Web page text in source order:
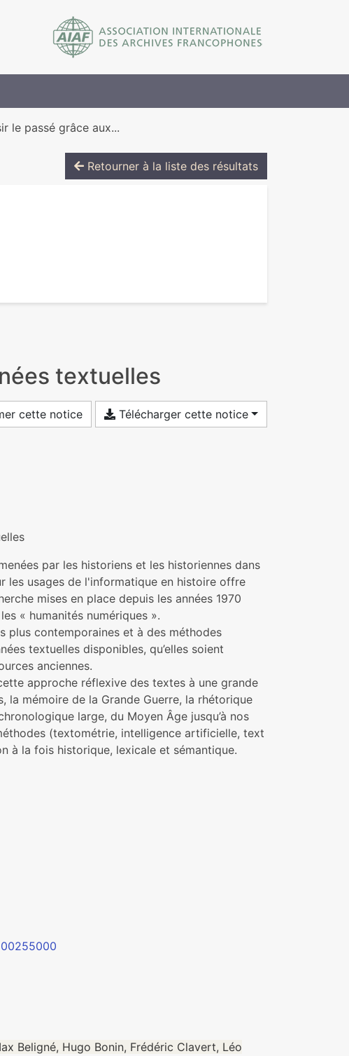
le passé grâce aux...
Retourner à la liste des résultats
textuelles
cette notice Télécharger cette notice
par les historiens et les historiennes dans
les usages de l'informatique en histoire offre
mises en place depuis les années 1970
« humanités numériques ».
plus contemporaines et à des méthodes
textuelles disponibles, qu’elles soient
anciennes.
approche réflexive des textes à une grande
la mémoire de la Grande Guerre, la rhétorique
large, du Moyen Âge jusqu’à nos
(textométrie, intelligence artificielle, text
à la fois historique, lexicale et sémantique.
Beligné, Hugo Bonin, Frédéric Clavert, Léo